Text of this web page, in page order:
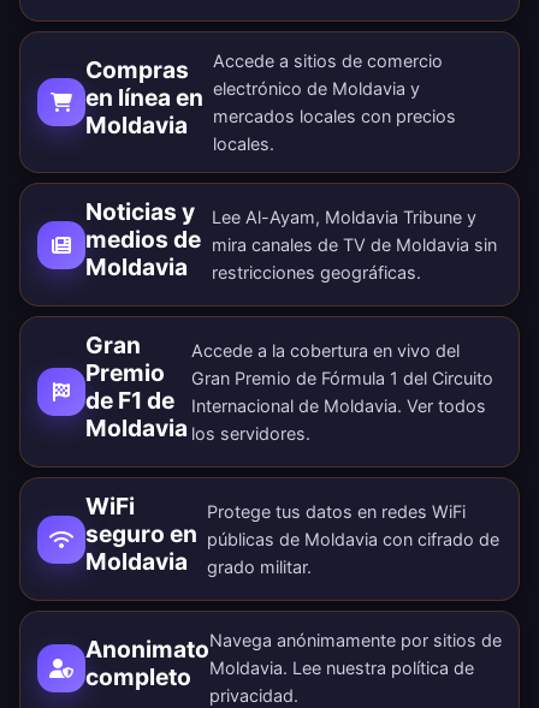
Compras
en línea en
Moldavia
Accede a sitios de comercio
electrónico de Moldavia y
mercados locales con precios
locales.
Noticias y
medios de
Moldavia
Lee Al-Ayam, Moldavia Tribune y
mira canales de TV de Moldavia sin
restricciones geográficas.
Gran
Premio
de F1 de
Moldavia
Accede a la cobertura en vivo del
Gran Premio de Fórmula 1 del Circuito
Internacional de Moldavia. Ver todos
los servidores.
WiFi
seguro en
Moldavia
Protege tus datos en redes WiFi
públicas de Moldavia con cifrado de
grado militar.
Anonimato
completo
Navega anónimamente por sitios de
Moldavia. Lee nuestra política de
privacidad.